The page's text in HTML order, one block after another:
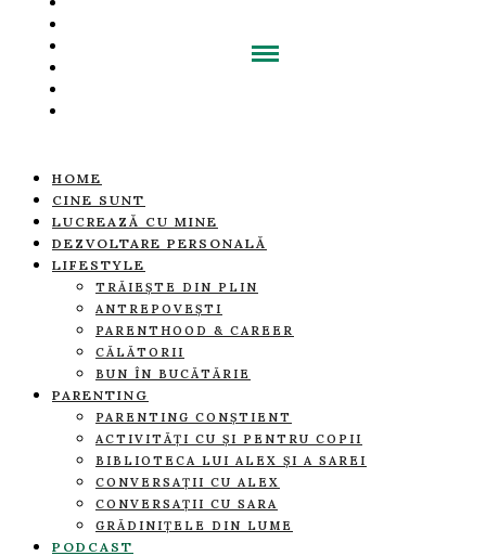
HOME
CINE SUNT
LUCREAZĂ CU MINE
DEZVOLTARE PERSONALĂ
LIFESTYLE
TRĂIEȘTE DIN PLIN
ANTREPOVEȘTI
PARENTHOOD & CAREER
CĂLĂTORII
BUN ÎN BUCĂTĂRIE
PARENTING
PARENTING CONȘTIENT
ACTIVITĂȚI CU ȘI PENTRU COPII
BIBLIOTECA LUI ALEX ȘI A SAREI
CONVERSAȚII CU ALEX
CONVERSAȚII CU SARA
GRĂDINIȚELE DIN LUME
PODCAST